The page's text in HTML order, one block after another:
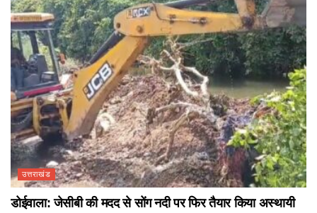
उत्तराखंड
डोईवाला: जेसीबी की मदद से सोंग नदी पर फिर तैयार किया अस्थायी